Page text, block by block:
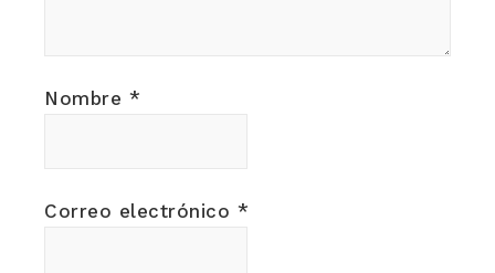
Nombre *
Correo electrónico *